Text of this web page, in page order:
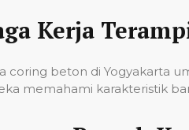
Kerja
coring beton di Yogyakarta
memahami karakteristik